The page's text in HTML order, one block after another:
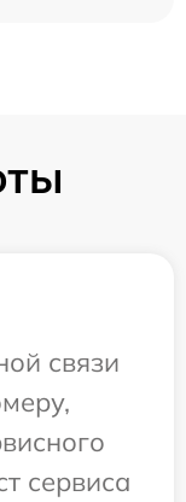
связи
сервиса